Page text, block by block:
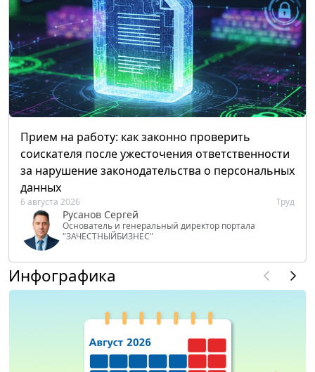
Прием на работу: как законно проверить
соискателя после ужесточения ответственности
за нарушение законодательства о персональных
данных
6 августа 2026 Труд
Русанов Сергей
Основатель и генеральный директор портала
"ЗАЧЕСТНЫЙБИЗНЕС"
Инфографика